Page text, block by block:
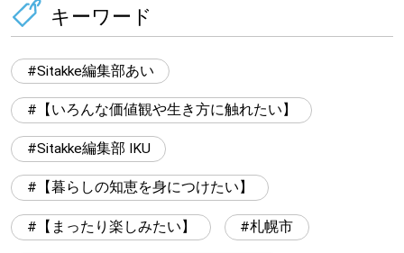
キーワード
Sitakke編集部あい
【いろんな価値観や生き方に触れたい】
Sitakke編集部 IKU
【暮らしの知恵を身につけたい】
【まったり楽しみたい】 札幌市